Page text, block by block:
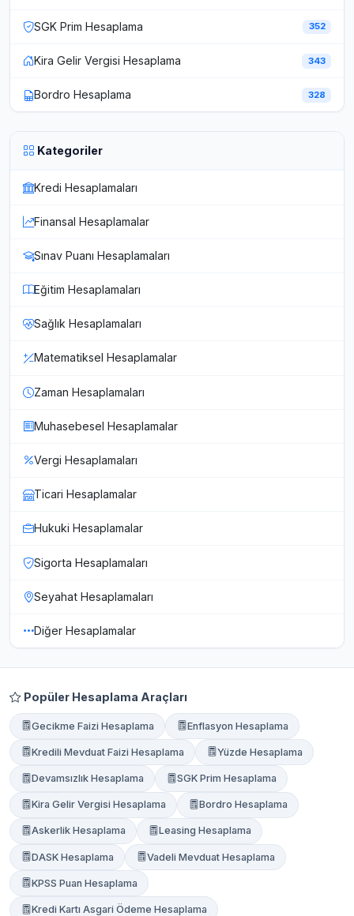
SGK Prim Hesaplama 352
Kira Gelir Vergisi Hesaplama 343
Bordro Hesaplama 328
Kategoriler
Kredi Hesaplamaları
Finansal Hesaplamalar
Sınav Puanı Hesaplamaları
Eğitim Hesaplamaları
Sağlık Hesaplamaları
Matematiksel Hesaplamalar
Zaman Hesaplamaları
Muhasebesel Hesaplamalar
Vergi Hesaplamaları
Ticari Hesaplamalar
Hukuki Hesaplamalar
Sigorta Hesaplamaları
Seyahat Hesaplamaları
Diğer Hesaplamalar
Popüler Hesaplama Araçları
Gecikme Faizi Hesaplama Enflasyon Hesaplama
Kredili Mevduat Faizi Hesaplama Yüzde Hesaplama
Devamsızlık Hesaplama SGK Prim Hesaplama
Kira Gelir Vergisi Hesaplama Bordro Hesaplama
Askerlik Hesaplama Leasing Hesaplama
DASK Hesaplama Vadeli Mevduat Hesaplama
KPSS Puan Hesaplama
Kredi Kartı Asgari Ödeme Hesaplama